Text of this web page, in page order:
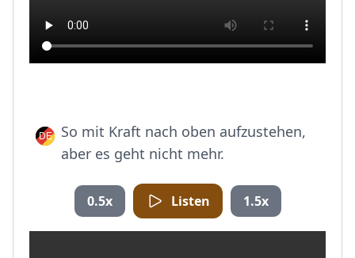
So mit Kraft nach oben aufzustehen,
aber es geht nicht mehr.
0.5x Listen 1.5x